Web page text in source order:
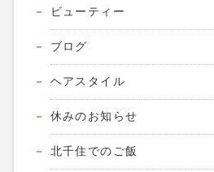
ビューティー
ブログ
ヘアスタイル
休みのお知らせ
北千住でのご飯